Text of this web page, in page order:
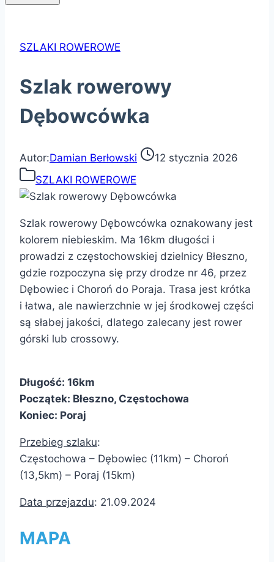
SZLAKI ROWEROWE
Szlak rowerowy
Dębowcówka
Autor:Damian Berłowski
12 stycznia 2026
SZLAKI ROWEROWE
Szlak rowerowy Dębowcówka oznakowany jest
kolorem niebieskim. Ma 16km długości i
prowadzi z częstochowskiej dzielnicy Błeszno,
gdzie rozpoczyna się przy drodze nr 46, przez
Dębowiec i Choroń do Poraja. Trasa jest krótka
i łatwa, ale nawierzchnie w jej środkowej części
są słabej jakości, dlatego zalecany jest rower
górski lub crossowy.
Długość: 16km
Początek: Błeszno, Częstochowa
Koniec: Poraj
Przebieg szlaku:
Częstochowa – Dębowiec (11km) – Choroń
(13,5km) – Poraj (15km)
Data przejazdu: 21.09.2024
MAPA